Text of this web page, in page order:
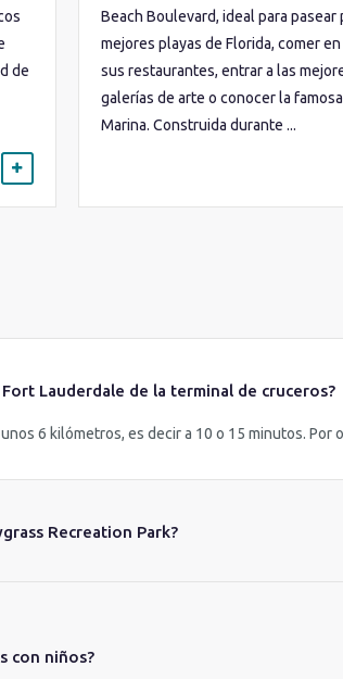
de
Beach Boulevard, ideal para pasear
mejores playas de Florida, comer
sus restaurantes, entrar a las
galerías de arte o conocer la
Marina. Construida durante ...
Lauderdale de la terminal de cruceros?
6 kilómetros, es decir a 10 o 15 minutos.
Recreation Park?
con niños?